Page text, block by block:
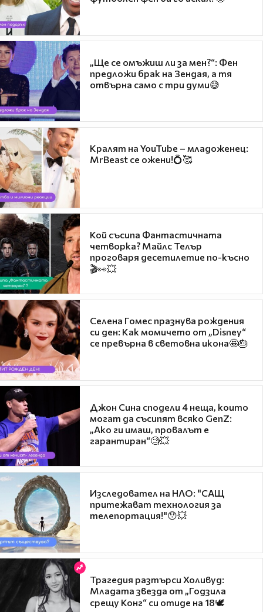
„Ще се омъжиш ли за мен?“: Фен
предложи брак на Зендая, а тя
отвърна само с три думи😅
Кралят на YouTube – младоженец:
MrBeast се ожени!💍🥰
Кой съсипа Фантастичната
четворка? Майлс Телър
проговаря десетилетие по-късно
🎬👀💥
Селена Гомес празнува рождения
си ден: Как момичето от „Disney“
се превърна в световна икона🤩🎂
Джон Сина сподели 4 неща, които
могат да съсипят всяко GenZ:
„Ако ги имаш, провалът е
гарантиран“🧐💥
Изследовател на НЛО: "САЩ
притежават технология за
телепортация!"😯💥
Трагедия разтърси Холивуд:
Младата звезда от „Годзила
срещу Конг“ си отиде на 18🕊️